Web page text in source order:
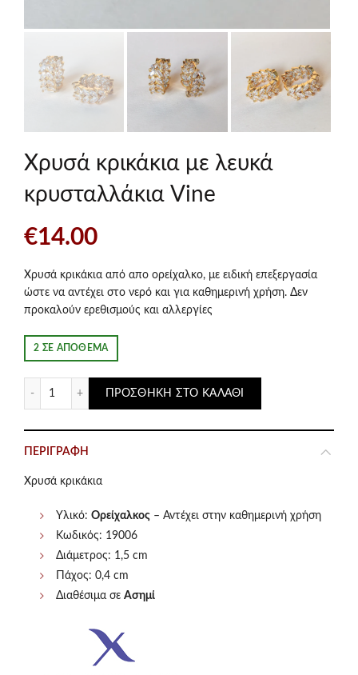
Χρυσά κρικάκια με λευκά
κρυσταλλάκια Vine
€14.00
Χρυσά κρικάκια από απο ορείχαλκο, με ειδική επεξεργασία
ώστε να αντέχει στο νερό και για καθημερινή χρήση. Δεν
προκαλούν ερεθισμούς και αλλεργίες
2 ΣΕ ΑΠΌΘΕΜΑ
Χρυσά κρικάκια με λευκά κρυσταλλάκια Vine ποσότητα
ΠΡΟΣΘΉΚΗ ΣΤΟ ΚΑΛΆΘΙ
ΠΕΡΙΓΡΑΦΉ
Χρυσά κρικάκια
Υλικό: Ορείχαλκος – Αντέχει στην καθημερινή χρήση
Κωδικός: 19006
Διάμετρος: 1,5 cm
Πάχος: 0,4 cm
Διαθέσιμα σε Ασημί